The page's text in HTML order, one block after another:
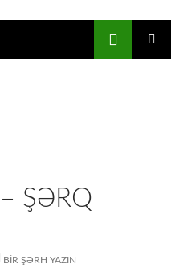
ŞƏRQ
BIR ŞƏRH YAZIN